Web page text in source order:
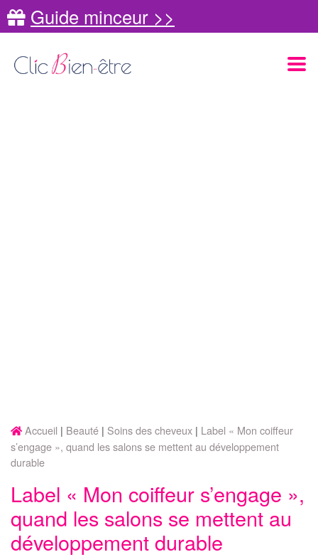
Guide minceur >>
Accueil Beauté Soins des cheveux
Label « Mon coiffeur
s’engage », quand les salons se mettent au développement
durable
Label « Mon coiffeur s’engage »,
quand les salons se mettent au
développement durable